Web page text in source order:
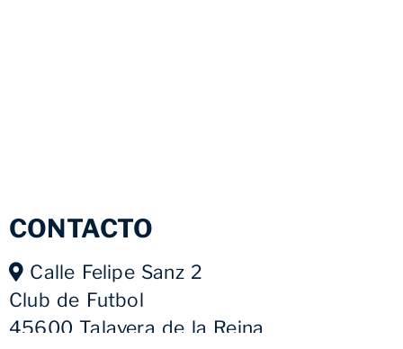
CONTACTO
Calle Felipe Sanz 2
Club de Futbol
45600 Talavera de la Reina